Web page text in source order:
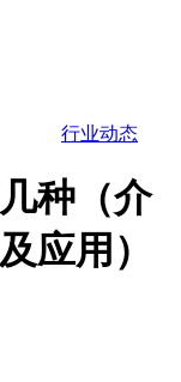
行业动态
种（介
应用）